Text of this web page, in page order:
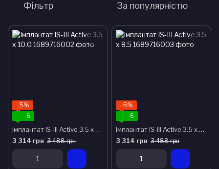
Фільтр За популярністю
−5%
6
Імплантат IS-III Active 3.5 x 10.0
3 314 грн 3 488 грн
−5%
6
Імплантат IS-III Active 3.5 x 8.5
3 314 грн 3 488 грн